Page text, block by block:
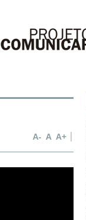
A- A A+